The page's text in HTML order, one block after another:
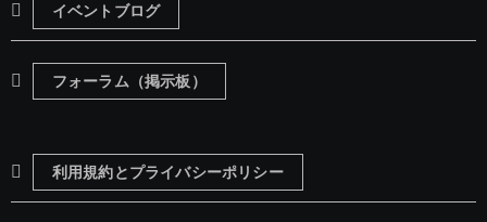
イベントブログ
フォーラム（掲示板）
利用規約とプライバシーポリシー